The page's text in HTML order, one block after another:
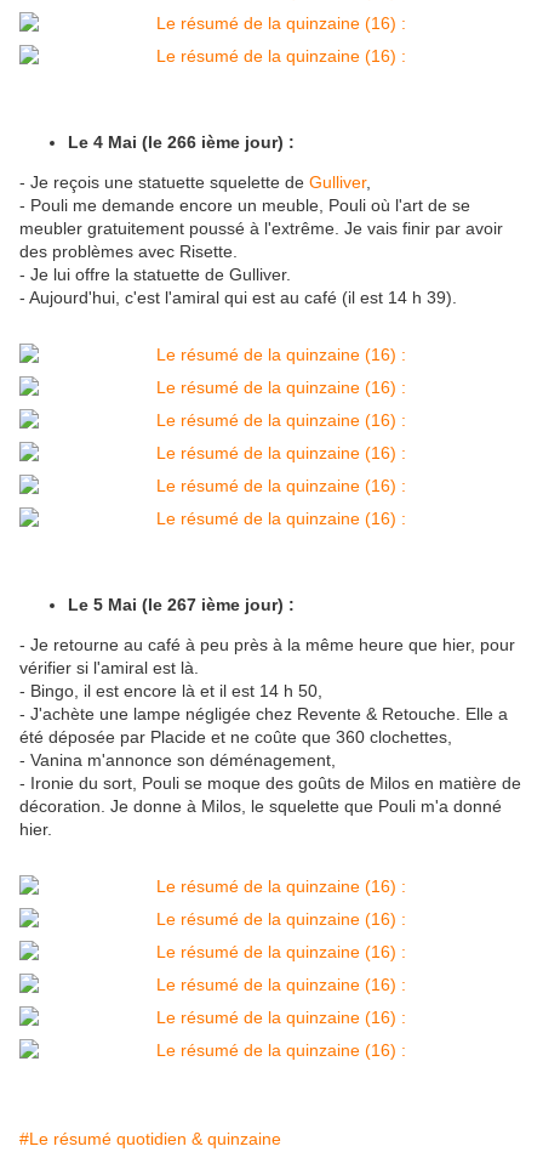
Le 4 Mai (le 266 ième jour) :
- Je reçois une statuette squelette de Gulliver,
- Pouli me demande encore un meuble, Pouli où l'art de se
meubler gratuitement poussé à l'extrême. Je vais finir par avoir
des problèmes avec Risette.
- Je lui offre la statuette de Gulliver.
- Aujourd'hui, c'est l'amiral qui est au café (il est 14 h 39).
Le 5 Mai (le 267 ième jour) :
- Je retourne au café à peu près à la même heure que hier, pour
vérifier si l'amiral est là.
- Bingo, il est encore là et il est 14 h 50,
- J'achète une lampe négligée chez Revente & Retouche. Elle a
été déposée par Placide et ne coûte que 360 clochettes,
- Vanina m'annonce son déménagement,
- Ironie du sort, Pouli se moque des goûts de Milos en matière de
décoration. Je donne à Milos, le squelette que Pouli m'a donné
hier.
#Le résumé quotidien & quinzaine